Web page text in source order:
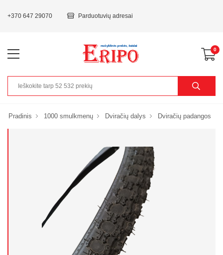
+370 647 29070 Parduotuvių adresai
0
Pradinis 1000 smulkmenų Dviračių dalys Dviračių padangos